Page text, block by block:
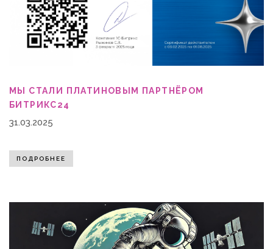
МЫ СТАЛИ ПЛАТИНОВЫМ ПАРТНЁРОМ
БИТРИКС24
31.03.2025
ПОДРОБНЕЕ